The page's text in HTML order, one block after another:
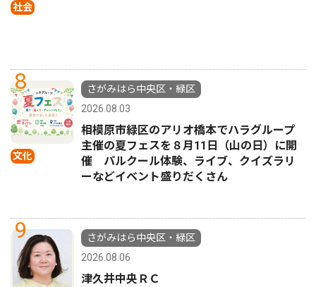
社会
8
文化
さがみはら中央区・緑区
2026.08.03
相模原市緑区のアリオ橋本でハラグループ
主催の夏フェスを８月11日（山の日）に開
催 パルクール体験、ライブ、クイズラリ
ーなどイベント盛りだくさん
9
さがみはら中央区・緑区
2026.08.06
津久井中央ＲＣ